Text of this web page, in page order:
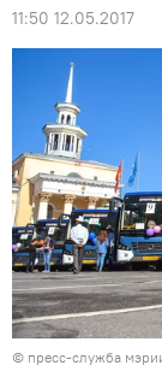
11:50 12.05.2017
© пресс-служба